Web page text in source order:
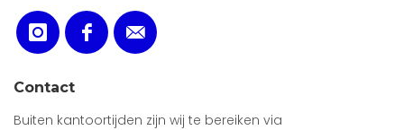
Contact
Buiten kantoortijden zijn wij te bereiken via